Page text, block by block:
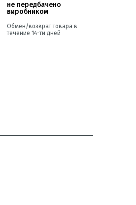
не передбачено
виробником
Обмен/возврат товара в
течение 14-ти дней